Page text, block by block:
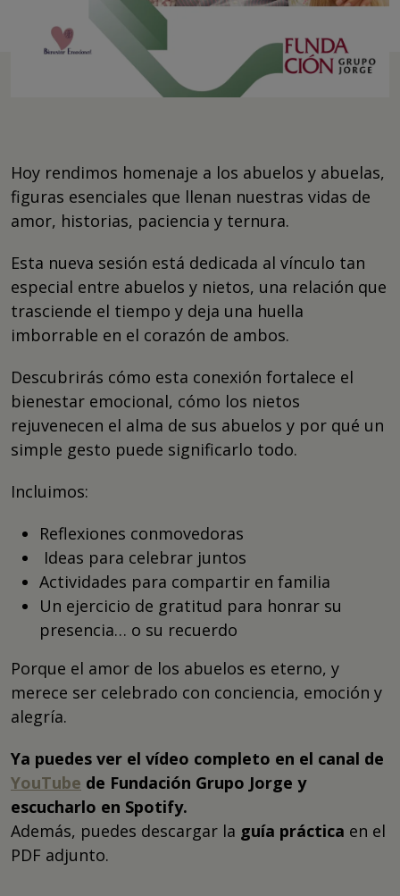
Hoy rendimos homenaje a los abuelos y abuelas,
figuras esenciales que llenan nuestras vidas de
amor, historias, paciencia y ternura.
Esta nueva sesión está dedicada al vínculo tan
especial entre abuelos y nietos, una relación que
trasciende el tiempo y deja una huella
imborrable en el corazón de ambos.
Descubrirás cómo esta conexión fortalece el
bienestar emocional, cómo los nietos
rejuvenecen el alma de sus abuelos y por qué un
simple gesto puede significarlo todo.
Incluimos:
Reflexiones conmovedoras
Ideas para celebrar juntos
Actividades para compartir en familia
Un ejercicio de gratitud para honrar su
presencia… o su recuerdo
Porque el amor de los abuelos es eterno, y
merece ser celebrado con conciencia, emoción y
alegría.
Ya puedes ver el vídeo completo en el canal de
YouTube de Fundación Grupo Jorge y
escucharlo en Spotify.
Además, puedes descargar la guía práctica en el
PDF adjunto.